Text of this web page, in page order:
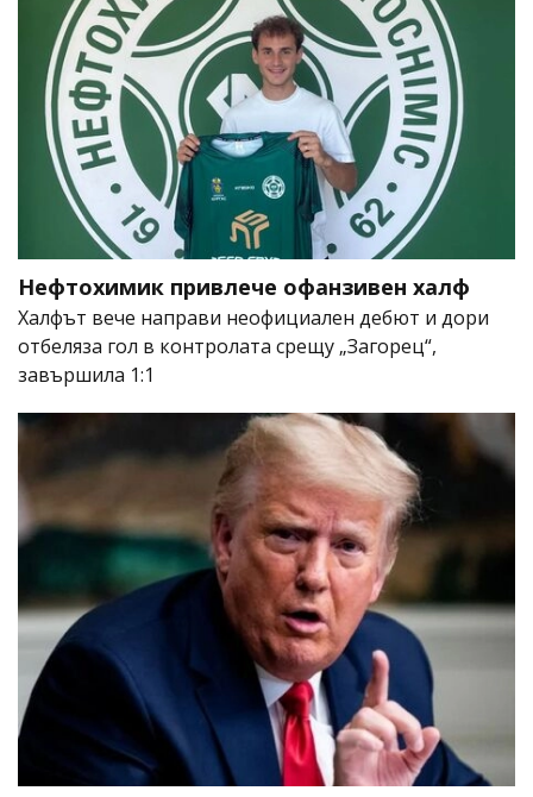
Нефтохимик привлече офанзивен халф
Халфът вече направи неофициален дебют и дори
отбеляза гол в контролата срещу „Загорец“,
завършила 1:1